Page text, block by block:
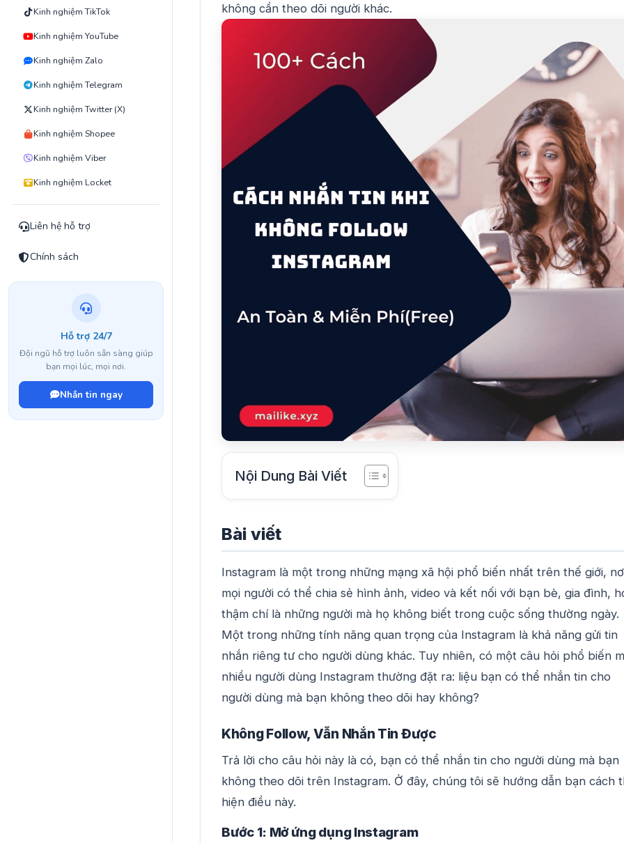
Kinh nghiệm TikTok
Kinh nghiệm YouTube
Kinh nghiệm Zalo
Kinh nghiệm Telegram
Kinh nghiệm Twitter (X)
Kinh nghiệm Shopee
Kinh nghiệm Viber
Kinh nghiệm Locket
Liên hệ hỗ trợ
Chính sách
Hỗ trợ 24/7
Đội ngũ hỗ trợ luôn sẵn sàng giúp
bạn mọi lúc, mọi nơi.
Nhắn tin ngay
không cần theo dõi người khác.
Nội Dung Bài Viết
Bài viết
Instagram là một trong những mạng xã hội phổ biến nhất trên thế giới,
mọi người có thể chia sẻ hình ảnh, video và kết nối với bạn bè, gia đình,
thậm chí là những người mà họ không biết trong cuộc sống thường ngày.
Một trong những tính năng quan trọng của Instagram là khả năng gửi tin
nhắn riêng tư cho người dùng khác. Tuy nhiên, có một câu hỏi phổ biến
nhiều người dùng Instagram thường đặt ra: liệu bạn có thể nhắn tin cho
người dùng mà bạn không theo dõi hay không?
Không Follow, Vẫn Nhắn Tin Được
Trả lời cho câu hỏi này là có, bạn có thể nhắn tin cho người dùng mà bạn
không theo dõi trên Instagram. Ở đây, chúng tôi sẽ hướng dẫn bạn cách
hiện điều này.
Bước 1: Mở ứng dụng Instagram